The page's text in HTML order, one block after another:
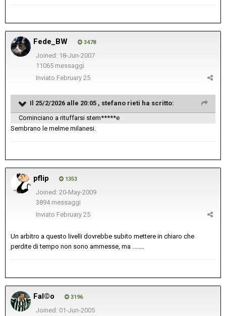
Fede_BW 3478
Joined: 18-Jun-2007
11065 messaggi
Inviato February 25
Il 25/2/2026 alle 20:05 , stefano rieti ha scritto:
Cominciano a rituffarsi stem*****e
Sembrano le melme milanesi.
pflip 1353
Joined: 20-May-2009
3894 messaggi
Inviato February 25
Un arbitro a questo livelli dovrebbe subito mettere in chiaro che
perdite di tempo non sono ammesse, ma ........
Fal©o 3196
Joined: 01-Jun-2005